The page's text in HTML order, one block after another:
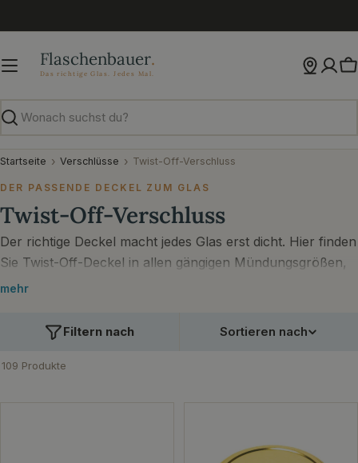
Inhalt
Suchen
Startseite Verschlüsse Twist-Off-Verschluss
DER PASSENDE DECKEL ZUM GLAS
Twist-Off-Verschluss
Der richtige Deckel macht jedes Glas erst dicht. Hier finden
Sie Twist-Off-Deckel in allen gängigen Mündungsgrößen,
passend zu Ihren Einmach- und Vorratsgläsern.
mehr
109 Produkte
Filtern nach Sortieren nach